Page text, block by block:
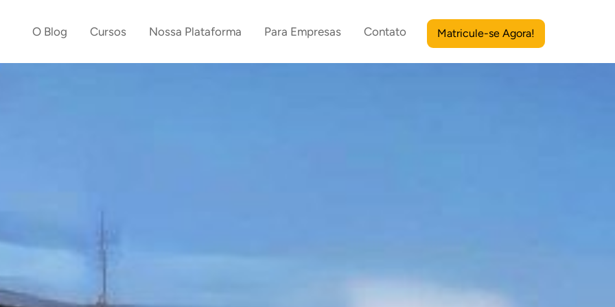
Matricule-se Agora!
O Blog Cursos Nossa Plataforma Para Empresas Contato